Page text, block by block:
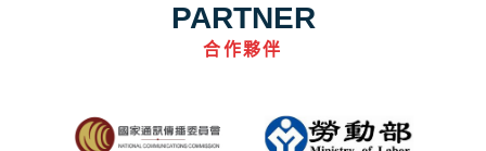
PARTNER
合作夥伴